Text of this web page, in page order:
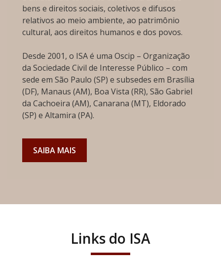
bens e direitos sociais, coletivos e difusos
relativos ao meio ambiente, ao patrimônio
cultural, aos direitos humanos e dos povos.
Desde 2001, o ISA é uma Oscip – Organização
da Sociedade Civil de Interesse Público – com
sede em São Paulo (SP) e subsedes em Brasília
(DF), Manaus (AM), Boa Vista (RR), São Gabriel
da Cachoeira (AM), Canarana (MT), Eldorado
(SP) e Altamira (PA).
SAIBA MAIS
Links do ISA